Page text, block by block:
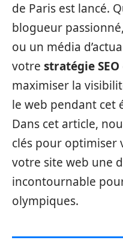
de Paris est lancé.
blogueur
ou un média
votre stratégie SEO
maximiser la
le web pendant cet
Dans cet article,
clés pour optimiser
votre site web une
incontournable
olympiques.